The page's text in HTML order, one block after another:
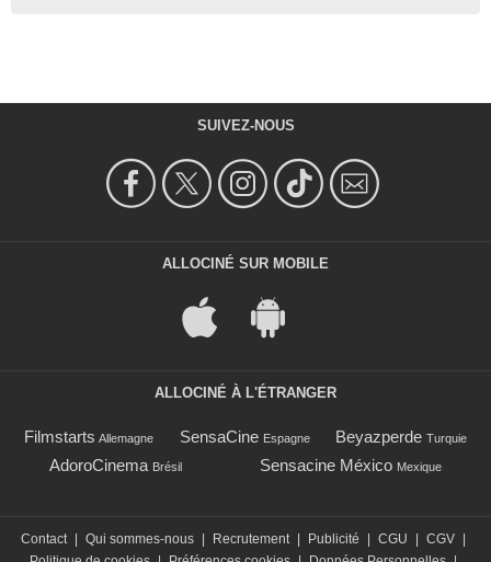
SUIVEZ-NOUS
ALLOCINÉ SUR MOBILE
ALLOCINÉ À L'ÉTRANGER
Filmstarts Allemagne SensaCine Espagne Beyazperde Turquie
AdoroCinema Brésil Sensacine México Mexique
Contact | Qui sommes-nous | Recrutement | Publicité | CGU | CGV |